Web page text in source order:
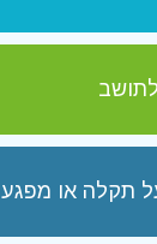
תקלה או מפגע